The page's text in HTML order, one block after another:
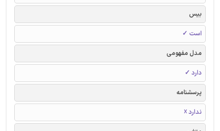
بیس
است ✓
مدل مفهومی
دارد ✓
پرسشنامه
ندارد ☓